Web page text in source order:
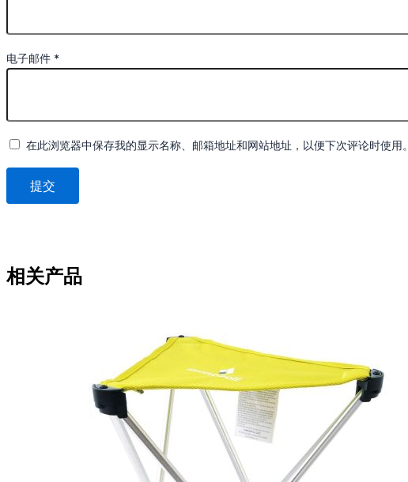
电子邮件 *
在此浏览器中保存我的显示名称、邮箱地址和网站地址，以便下次评论时使用。
相关产品